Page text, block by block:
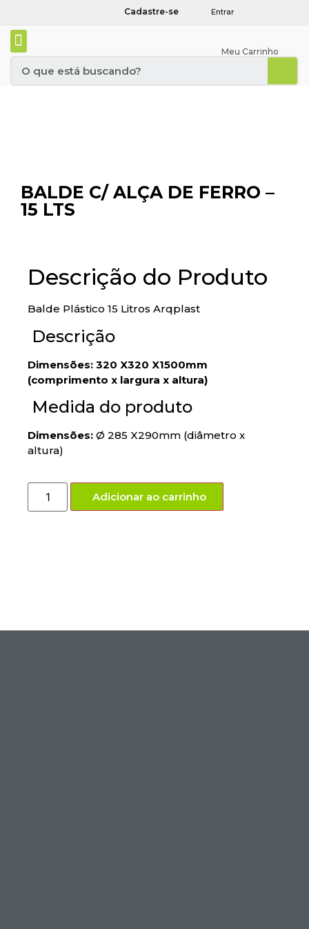
Cadastre-se Entrar
Meu Carrinho
BALDE C/ ALÇA DE FERRO –
15 LTS
Descrição do Produto
Balde Plástico 15 Litros Arqplast
Descrição
Dimensões: 320 X320 X1500mm
(comprimento x largura x altura)
Medida do produto
Dimensões: Ø 285 X290mm (diâmetro x
altura)
Adicionar ao carrinho